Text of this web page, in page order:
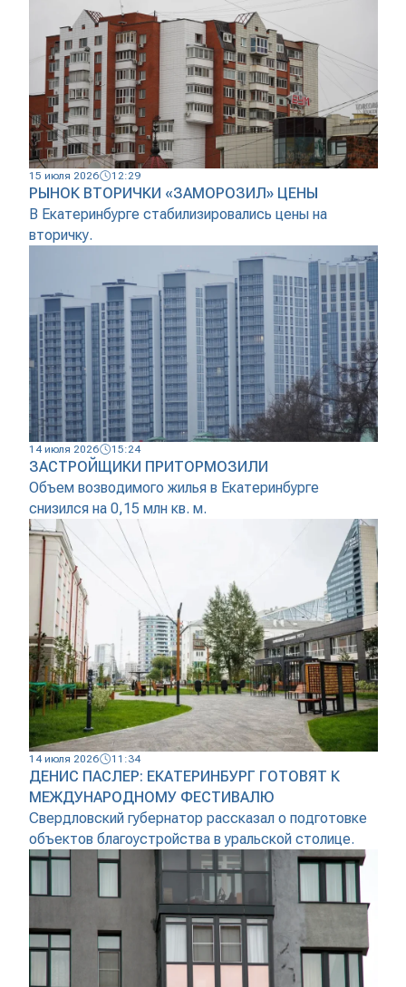
15 июля 2026 12:29
РЫНОК ВТОРИЧКИ «ЗАМОРОЗИЛ» ЦЕНЫ
В Екатеринбурге стабилизировались цены на
вторичку.
14 июля 2026 15:24
ЗАСТРОЙЩИКИ ПРИТОРМОЗИЛИ
Объем возводимого жилья в Екатеринбурге
снизился на 0,15 млн кв. м.
14 июля 2026 11:34
ДЕНИС ПАСЛЕР: ЕКАТЕРИНБУРГ ГОТОВЯТ К
МЕЖДУНАРОДНОМУ ФЕСТИВАЛЮ
Свердловский губернатор рассказал о подготовке
объектов благоустройства в уральской столице.